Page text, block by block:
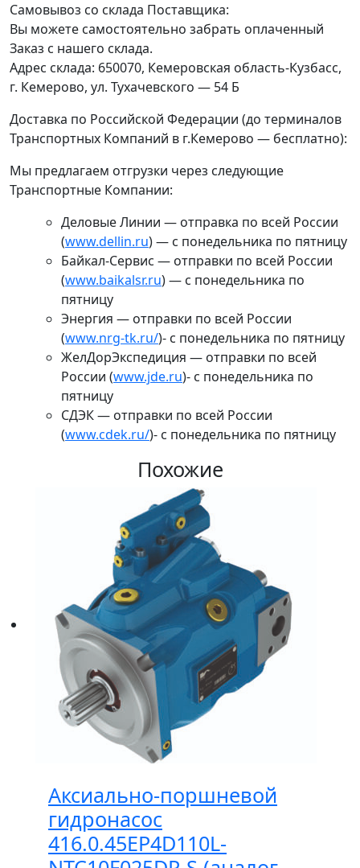
Самовывоз со склада Поставщика:
Вы можете самостоятельно забрать оплаченный
Заказ с нашего склада.
Адрес склада: 650070, Кемеровская область-Кузбасс,
г. Кемерово, ул. Тухачевского — 54 Б
Доставка по Российской Федерации (до терминалов
Транспортных Компаний в г.Кемерово — бесплатно):
Мы предлагаем отгрузки через следующие
Транспортные Компании:
Деловые Линии — отправка по всей России
(www.dellin.ru) — с понедельника по пятницу
Байкал-Сервис — отправки по всей России
(www.baikalsr.ru) — с понедельника по
пятницу
Энергия — отправки по всей России
(www.nrg-tk.ru/)- с понедельника по пятницу
ЖелДорЭкспедиция — отправки по всей
России (www.jde.ru)- с понедельника по
пятницу
СДЭК — отправки по всей России
(www.cdek.ru/)- с понедельника по пятницу
Похожие
Аксиально-поршневой
гидронасос
416.0.45EP4D110L-